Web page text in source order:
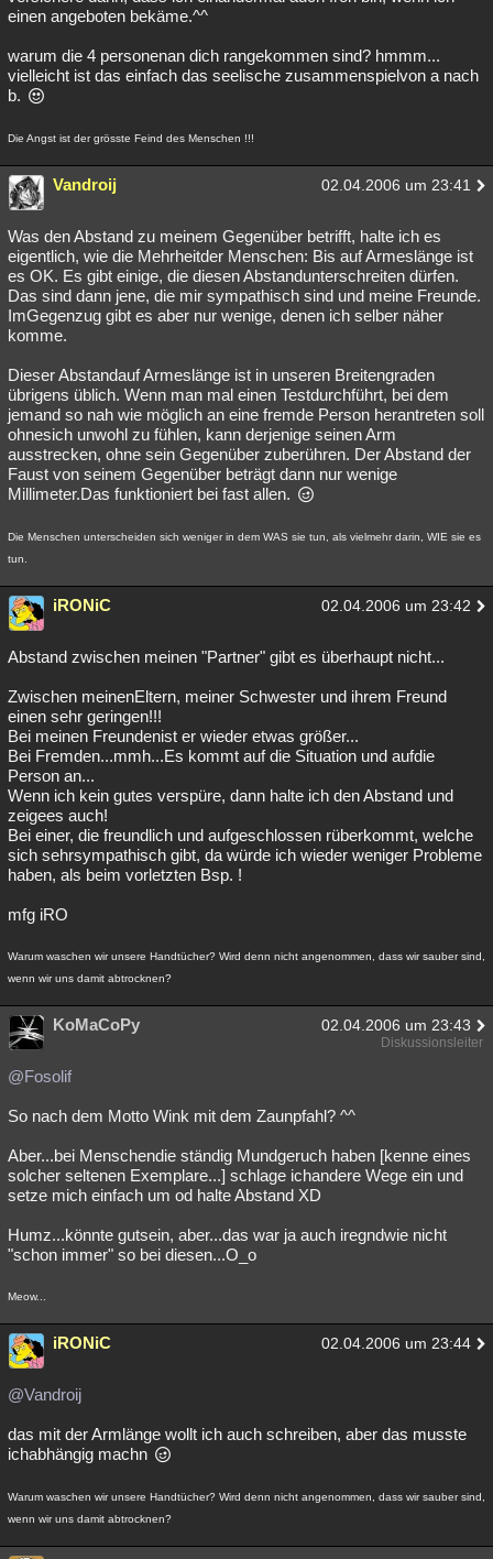
einen angeboten bekäme.^^
warum die 4 personenan dich rangekommen sind? hmmm...
vielleicht ist das einfach das seelische zusammenspielvon a nach
b.
Die Angst ist der grösste Feind des Menschen !!!
Vandroij 02.04.2006 um 23:41
Was den Abstand zu meinem Gegenüber betrifft, halte ich es
eigentlich, wie die Mehrheitder Menschen: Bis auf Armeslänge ist
es OK. Es gibt einige, die diesen Abstandunterschreiten dürfen.
Das sind dann jene, die mir sympathisch sind und meine Freunde.
ImGegenzug gibt es aber nur wenige, denen ich selber näher
komme.
Dieser Abstandauf Armeslänge ist in unseren Breitengraden
übrigens üblich. Wenn man mal einen Testdurchführt, bei dem
jemand so nah wie möglich an eine fremde Person herantreten soll
ohnesich unwohl zu fühlen, kann derjenige seinen Arm
ausstrecken, ohne sein Gegenüber zuberühren. Der Abstand der
Faust von seinem Gegenüber beträgt dann nur wenige
Millimeter.Das funktioniert bei fast allen.
Die Menschen unterscheiden sich weniger in dem WAS sie tun, als vielmehr darin, WIE sie es
tun.
iRONiC 02.04.2006 um 23:42
Abstand zwischen meinen "Partner" gibt es überhaupt nicht...
Zwischen meinenEltern, meiner Schwester und ihrem Freund
einen sehr geringen!!!
Bei meinen Freundenist er wieder etwas größer...
Bei Fremden...mmh...Es kommt auf die Situation und aufdie
Person an...
Wenn ich kein gutes verspüre, dann halte ich den Abstand und
zeigees auch!
Bei einer, die freundlich und aufgeschlossen rüberkommt, welche
sich sehrsympathisch gibt, da würde ich wieder weniger Probleme
haben, als beim vorletzten Bsp. !
mfg iRO
Warum waschen wir unsere Handtücher? Wird denn nicht angenommen, dass wir sauber sind,
wenn wir uns damit abtrocknen?
KoMaCoPy 02.04.2006 um 23:43
Diskussionsleiter
@Fosolif
So nach dem Motto Wink mit dem Zaunpfahl? ^^
Aber...bei Menschendie ständig Mundgeruch haben [kenne eines
solcher seltenen Exemplare...] schlage ichandere Wege ein und
setze mich einfach um od halte Abstand XD
Humz...könnte gutsein, aber...das war ja auch iregndwie nicht
"schon immer" so bei diesen...O_o
Meow...
iRONiC 02.04.2006 um 23:44
@Vandroij
das mit der Armlänge wollt ich auch schreiben, aber das musste
ichabhängig machn
Warum waschen wir unsere Handtücher? Wird denn nicht angenommen, dass wir sauber sind,
wenn wir uns damit abtrocknen?